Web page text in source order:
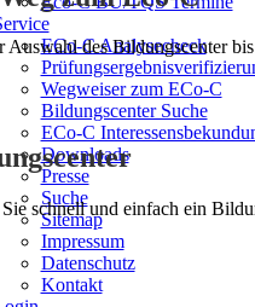
ECo-C Analysecheck
Wegweiser zum ECo-C
Bildungscenter Suche
ECo-C
Downloads
Presse
Suche
Sitemap
Impressum
Datenschutz
Kontakt
Auswahl des Bildungscenter
schnell und einfach ein